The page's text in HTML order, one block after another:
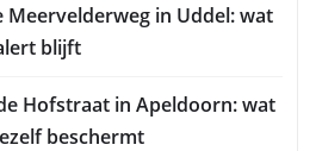
Meervelderweg in Uddel: wat
blijft
Hofstraat in Apeldoorn: wat
beschermt